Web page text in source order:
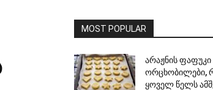
MOST POPULAR
არაჟნის ფაფუკი
ორცხობილები,
ყოველ წელს